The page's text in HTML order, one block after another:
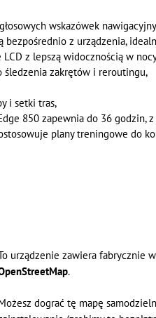
wskazówek
bezpośrednio z urządzenia,
LCD z lepszą widocznością w
śledzenia zakrętów i reroutingu,
i setki tras,
850 zapewnia do 36 godzin,
plany treningowe do
urządzenie zawiera fabrycznie
.
dograć tę mapę